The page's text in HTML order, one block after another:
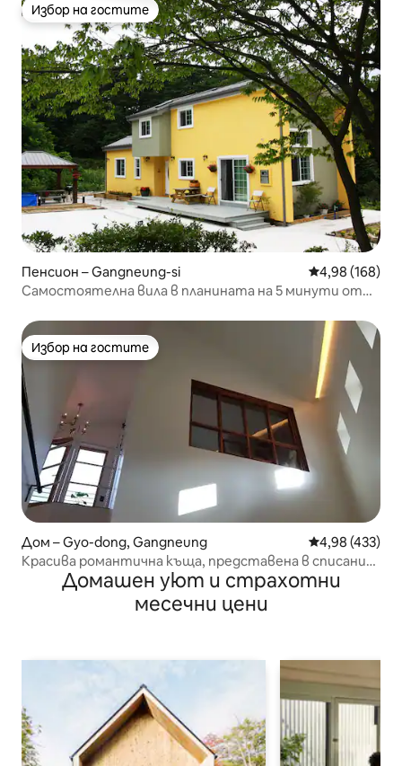
Избор на гостите
Избор на гостите
Пенсион – Gangneung-si Средна
4,98 (168)
Самостоятелна вила в планината на 5 минути от
Избор на гостите
Избор на гостите
Дом – Gyo-dong, Gangneung Средна
4,98 (433)
Красива романтична къща, представена в списание
/ гара Гангнън / частен паркинг
Домашен уют и страхотни
месечни цени